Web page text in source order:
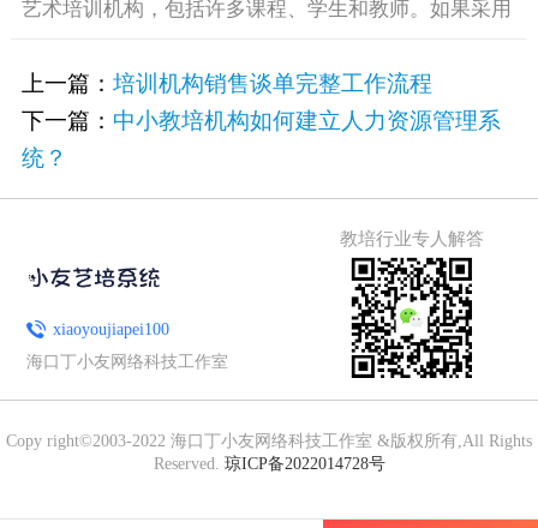
艺术培训机构，包括许多课程、学生和教师。如果采用
上一篇： 培训机构销售谈单完整工作流程
下一篇： 中小教培机构如何建立人力资源管理系
统？
xiaoyoujiapei100
海口丁小友网络科技工作室
教培行业专人解答
Copy right©2003-2022 海口丁小友网络科技工作室 &版权所有,All Rights
Reserved. 琼ICP备2022014728号